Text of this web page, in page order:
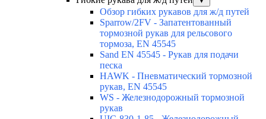
Обзор гибких рукавов для ж/д путей
Sparrow/2FV - Запатентованный
тормозной рукав для рельсового
тормоза, EN 45545
Sand EN 45545 - Рукав для подачи
песка
HAWK - Пневматический тормозной
рукав, EN 45545
WS - Железнодорожный тормозной
рукав